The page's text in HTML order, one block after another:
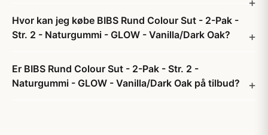
Hvor kan jeg købe BIBS Rund Colour Sut - 2-Pak -
Str. 2 - Naturgummi - GLOW - Vanilla/Dark Oak?
Er BIBS Rund Colour Sut - 2-Pak - Str. 2 -
Naturgummi - GLOW - Vanilla/Dark Oak på tilbud?